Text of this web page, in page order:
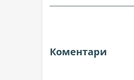
Коментари